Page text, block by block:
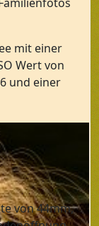
mit einer
Wert von
und einer
von 44mm,